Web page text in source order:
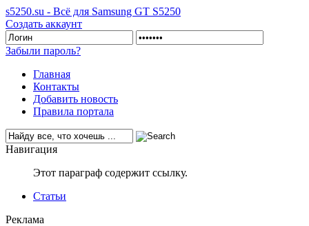
s5250.su - Всё для Samsung GT S5250
Создать аккаунт
Забыли пароль?
Главная
Контакты
Добавить новость
Правила портала
Навигация
Этот параграф содержит ссылку.
Статьи
Реклама